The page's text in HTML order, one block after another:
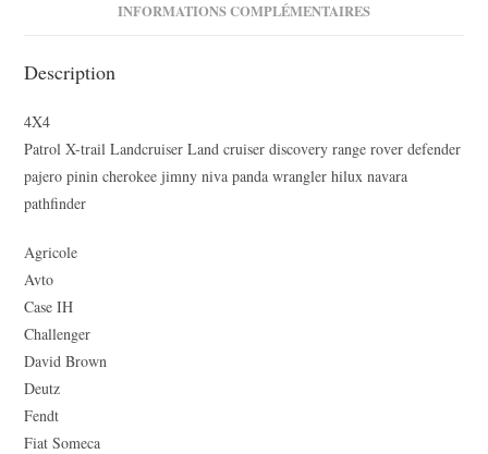
INFORMATIONS COMPLÉMENTAIRES
Description
4X4
Patrol X-trail Landcruiser Land cruiser discovery range rover defender
pajero pinin cherokee jimny niva panda wrangler hilux navara
pathfinder
Agricole
Avto
Case IH
Challenger
David Brown
Deutz
Fendt
Fiat Someca